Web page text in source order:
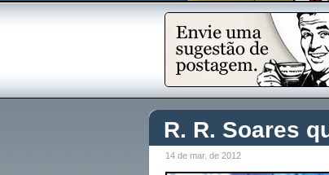
R. R. Soares
14 de mar. de 2012